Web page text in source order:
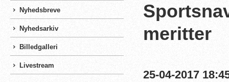
Nyhedsbreve
Nyhedsarkiv
Billedgalleri
Livestream
meritter
25-04-2017